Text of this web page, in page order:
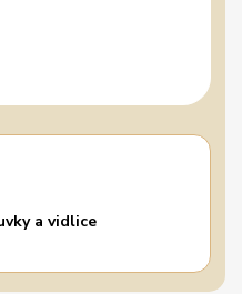
a vidlice